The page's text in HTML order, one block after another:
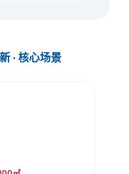
· 核心场景